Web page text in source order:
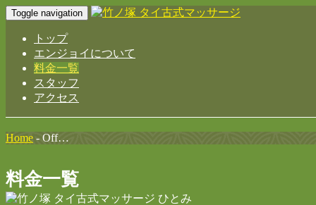
Toggle navigation
トップ
エンジョイについて
料金一覧
スタッフ
アクセス
Home - Off…
料金一覧